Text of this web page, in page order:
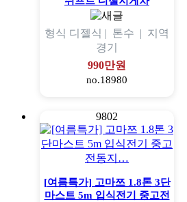
형식 디젤식 | 톤수 | 지역
경기
990만원
no.18980
9802
[여름특가] 고마쯔 1.8톤 3단
마스트 5m 입식전기 중고전